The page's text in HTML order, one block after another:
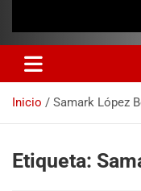
Inicio Samark López
Etiqueta: